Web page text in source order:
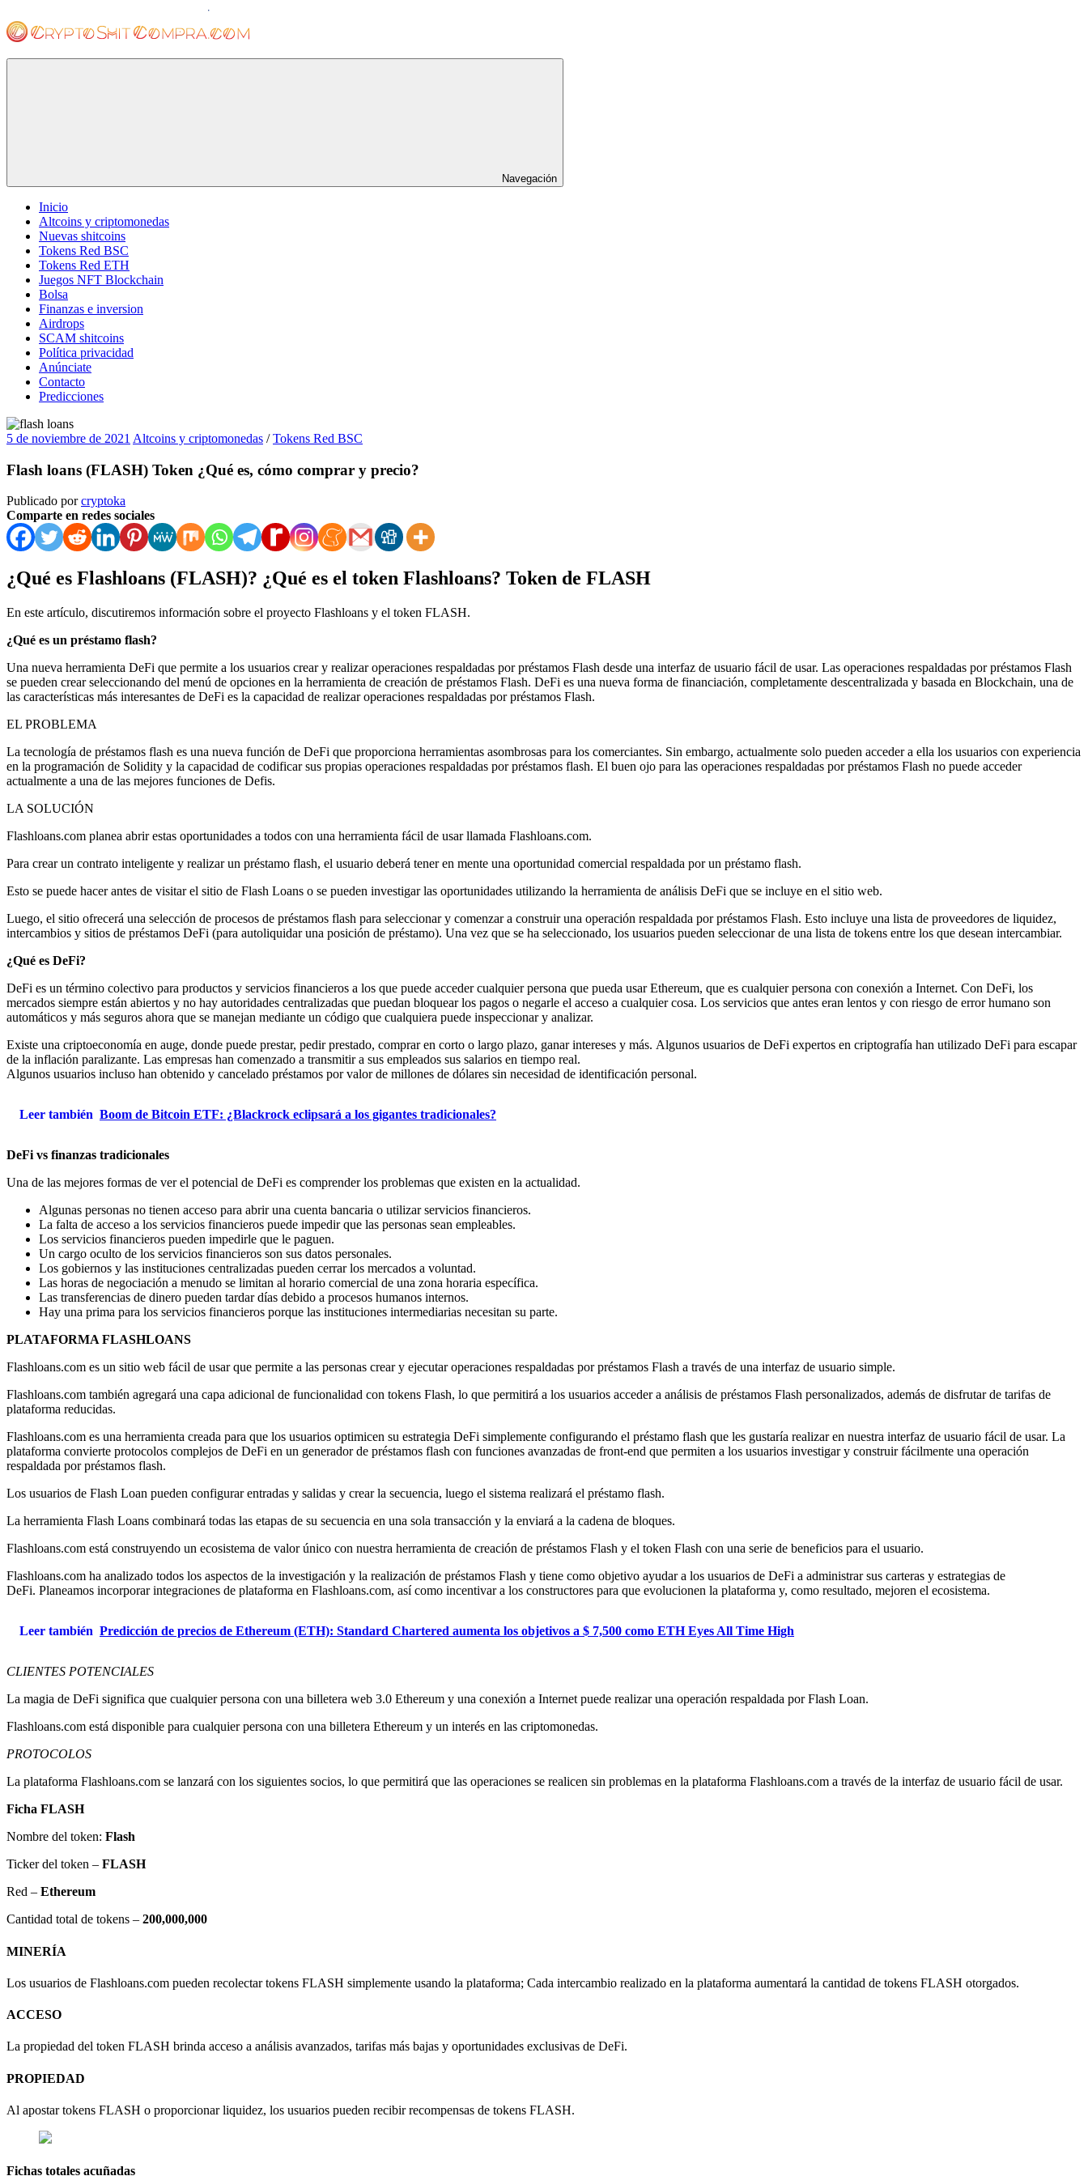
al
contenido
Navegación
Inicio
Altcoins y criptomonedas
Nuevas shitcoins
Tokens Red BSC
Tokens Red ETH
Juegos NFT Blockchain
Bolsa
Finanzas e inversion
Airdrops
SCAM shitcoins
Política privacidad
Anúnciate
Contacto
Predicciones
5 de noviembre de 2021 Altcoins y criptomonedas /Tokens Red BSC
Flash loans (FLASH) Token ¿Qué es, cómo comprar y precio?
Publicado porcryptoka
Comparte en redes sociales
¿Qué es Flashloans (FLASH)? ¿Qué es el token Flashloans? Token de FLASH
En este artículo, discutiremos información sobre el proyecto Flashloans y el token FLASH.
¿Qué es un préstamo flash?
Una nueva herramienta DeFi que permite a los usuarios crear y realizar operaciones respaldadas por préstamos Flash desde una interfaz de usuario fácil de usar. Las operaciones respaldadas por préstamos Flash
se pueden crear seleccionando del menú de opciones en la herramienta de creación de préstamos Flash. DeFi es una nueva forma de financiación, completamente descentralizada y basada en Blockchain, una de
las características más interesantes de DeFi es la capacidad de realizar operaciones respaldadas por préstamos Flash.
EL PROBLEMA
La tecnología de préstamos flash es una nueva función de DeFi que proporciona herramientas asombrosas para los comerciantes. Sin embargo, actualmente solo pueden acceder a ella los usuarios con experiencia
en la programación de Solidity y la capacidad de codificar sus propias operaciones respaldadas por préstamos flash. El buen ojo para las operaciones respaldadas por préstamos Flash no puede acceder
actualmente a una de las mejores funciones de Defis.
LA SOLUCIÓN
Flashloans.com planea abrir estas oportunidades a todos con una herramienta fácil de usar llamada Flashloans.com.
Para crear un contrato inteligente y realizar un préstamo flash, el usuario deberá tener en mente una oportunidad comercial respaldada por un préstamo flash.
Esto se puede hacer antes de visitar el sitio de Flash Loans o se pueden investigar las oportunidades utilizando la herramienta de análisis DeFi que se incluye en el sitio web.
Luego, el sitio ofrecerá una selección de procesos de préstamos flash para seleccionar y comenzar a construir una operación respaldada por préstamos Flash. Esto incluye una lista de proveedores de liquidez,
intercambios y sitios de préstamos DeFi (para autoliquidar una posición de préstamo). Una vez que se ha seleccionado, los usuarios pueden seleccionar de una lista de tokens entre los que desean intercambiar.
¿Qué es DeFi?
DeFi es un término colectivo para productos y servicios financieros a los que puede acceder cualquier persona que pueda usar Ethereum, que es cualquier persona con conexión a Internet. Con DeFi, los
mercados siempre están abiertos y no hay autoridades centralizadas que puedan bloquear los pagos o negarle el acceso a cualquier cosa. Los servicios que antes eran lentos y con riesgo de error humano son
automáticos y más seguros ahora que se manejan mediante un código que cualquiera puede inspeccionar y analizar.
Existe una criptoeconomía en auge, donde puede prestar, pedir prestado, comprar en corto o largo plazo, ganar intereses y más. Algunos usuarios de DeFi expertos en criptografía han utilizado DeFi para escapar
de la inflación paralizante. Las empresas han comenzado a transmitir a sus empleados sus salarios en tiempo real.
Algunos usuarios incluso han obtenido y cancelado préstamos por valor de millones de dólares sin necesidad de identificación personal.
Leer también Boom de Bitcoin ETF: ¿Blackrock eclipsará a los gigantes tradicionales?
DeFi vs finanzas tradicionales
Una de las mejores formas de ver el potencial de DeFi es comprender los problemas que existen en la actualidad.
Algunas personas no tienen acceso para abrir una cuenta bancaria o utilizar servicios financieros.
La falta de acceso a los servicios financieros puede impedir que las personas sean empleables.
Los servicios financieros pueden impedirle que le paguen.
Un cargo oculto de los servicios financieros son sus datos personales.
Los gobiernos y las instituciones centralizadas pueden cerrar los mercados a voluntad.
Las horas de negociación a menudo se limitan al horario comercial de una zona horaria específica.
Las transferencias de dinero pueden tardar días debido a procesos humanos internos.
Hay una prima para los servicios financieros porque las instituciones intermediarias necesitan su parte.
PLATAFORMA FLASHLOANS
Flashloans.com es un sitio web fácil de usar que permite a las personas crear y ejecutar operaciones respaldadas por préstamos Flash a través de una interfaz de usuario simple.
Flashloans.com también agregará una capa adicional de funcionalidad con tokens Flash, lo que permitirá a los usuarios acceder a análisis de préstamos Flash personalizados, además de disfrutar de tarifas de
plataforma reducidas.
Flashloans.com es una herramienta creada para que los usuarios optimicen su estrategia DeFi simplemente configurando el préstamo flash que les gustaría realizar en nuestra interfaz de usuario fácil de usar. La
plataforma convierte protocolos complejos de DeFi en un generador de préstamos flash con funciones avanzadas de front-end que permiten a los usuarios investigar y construir fácilmente una operación
respaldada por préstamos flash.
Los usuarios de Flash Loan pueden configurar entradas y salidas y crear la secuencia, luego el sistema realizará el préstamo flash.
La herramienta Flash Loans combinará todas las etapas de su secuencia en una sola transacción y la enviará a la cadena de bloques.
Flashloans.com está construyendo un ecosistema de valor único con nuestra herramienta de creación de préstamos Flash y el token Flash con una serie de beneficios para el usuario.
Flashloans.com ha analizado todos los aspectos de la investigación y la realización de préstamos Flash y tiene como objetivo ayudar a los usuarios de DeFi a administrar sus carteras y estrategias de
DeFi. Planeamos incorporar integraciones de plataforma en Flashloans.com, así como incentivar a los constructores para que evolucionen la plataforma y, como resultado, mejoren el ecosistema.
Leer también Predicción de precios de Ethereum (ETH): Standard Chartered aumenta los objetivos a $ 7,500 como ETH Eyes All Time High
CLIENTES POTENCIALES
La magia de DeFi significa que cualquier persona con una billetera web 3.0 Ethereum y una conexión a Internet puede realizar una operación respaldada por Flash Loan.
Flashloans.com está disponible para cualquier persona con una billetera Ethereum y un interés en las criptomonedas.
PROTOCOLOS
La plataforma Flashloans.com se lanzará con los siguientes socios, lo que permitirá que las operaciones se realicen sin problemas en la plataforma Flashloans.com a través de la interfaz de usuario fácil de usar.
Ficha FLASH
Nombre del token: Flash
Ticker del token – FLASH
Red – Ethereum
Cantidad total de tokens – 200,000,000
MINERÍA
Los usuarios de Flashloans.com pueden recolectar tokens FLASH simplemente usando la plataforma; Cada intercambio realizado en la plataforma aumentará la cantidad de tokens FLASH otorgados.
ACCESO
La propiedad del token FLASH brinda acceso a análisis avanzados, tarifas más bajas y oportunidades exclusivas de DeFi.
PROPIEDAD
Al apostar tokens FLASH o proporcionar liquidez, los usuarios pueden recibir recompensas de tokens FLASH.
Fichas totales acuñadas